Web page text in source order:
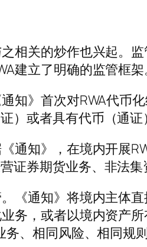
关的炒作也兴起。监
建立了明确的监管框架
》首次对RWA代币
）或者具有代币（通
知》，在境内开展
证券期货业务、非法
通知》将境内主体直
务，或者以境内资产
务、相同风险、相同